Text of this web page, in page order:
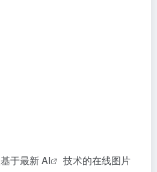
于最新AI
技术的在线图片